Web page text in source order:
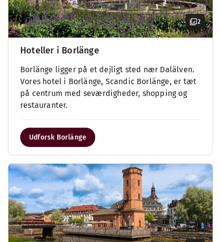
2
Hoteller i Borlänge
Borlänge ligger på et dejligt sted nær Dalälven.
Vores hotel i Borlänge, Scandic Borlänge, er tæt
på centrum med seværdigheder, shopping og
restauranter.
Udforsk Borlänge